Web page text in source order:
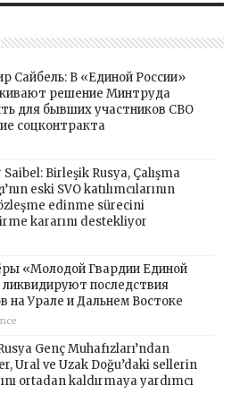
Сайбель: В «Единой России»
решение Минтруда
для бывших участников СВО
соцконтракта
Birleşik Rusya, Çalışma
eski SVO katılımcılarının
edinme sürecini
kararını destekliyor
«Молодой Гвардии Единой
ликвидируют последствия
на Урале и Дальнем Востоке
Genç Muhafızları’ndan
Ural ve Uzak Doğu’daki sellerin
ortadan kaldırmaya yardımcı